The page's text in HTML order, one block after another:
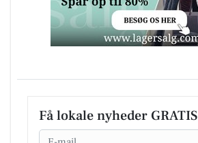
Få lokale nyheder GRATIS
Email